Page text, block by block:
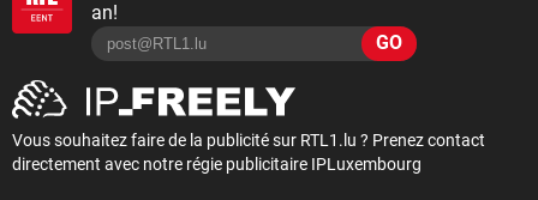
an!
GO
Vous souhaitez faire de la publicité sur RTL1.lu ? Prenez contact
directement avec notre régie publicitaire IPLuxembourg